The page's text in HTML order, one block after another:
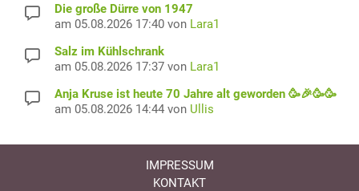
Die große Dürre von 1947
am 05.08.2026 17:40 von Lara1
Salz im Kühlschrank
am 05.08.2026 17:37 von Lara1
Anja Kruse ist heute 70 Jahre alt geworden 🥳🎉🥳🥳
am 05.08.2026 14:44 von Ullis
IMPRESSUM
KONTAKT